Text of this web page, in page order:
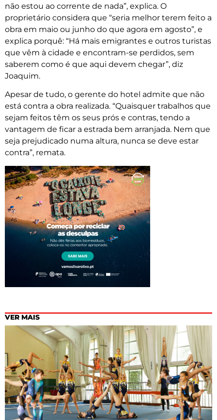
não estou ao corrente de nada”, explica. O
proprietário considera que “seria melhor terem feito a
obra em maio ou junho do que agora em agosto”, e
explica porquê: “Há mais emigrantes e outros turistas
que vêm à cidade e encontram-se perdidos, sem
saberem como é que aqui devem chegar”, diz
Joaquim.
Apesar de tudo, o gerente do hotel admite que não
está contra a obra realizada. “Quaisquer trabalhos que
sejam feitos têm os seus prós e contras, tendo a
vantagem de ficar a estrada bem arranjada. Nem que
seja prejudicado numa altura, nunca se deve estar
contra”, remata.
VER MAIS